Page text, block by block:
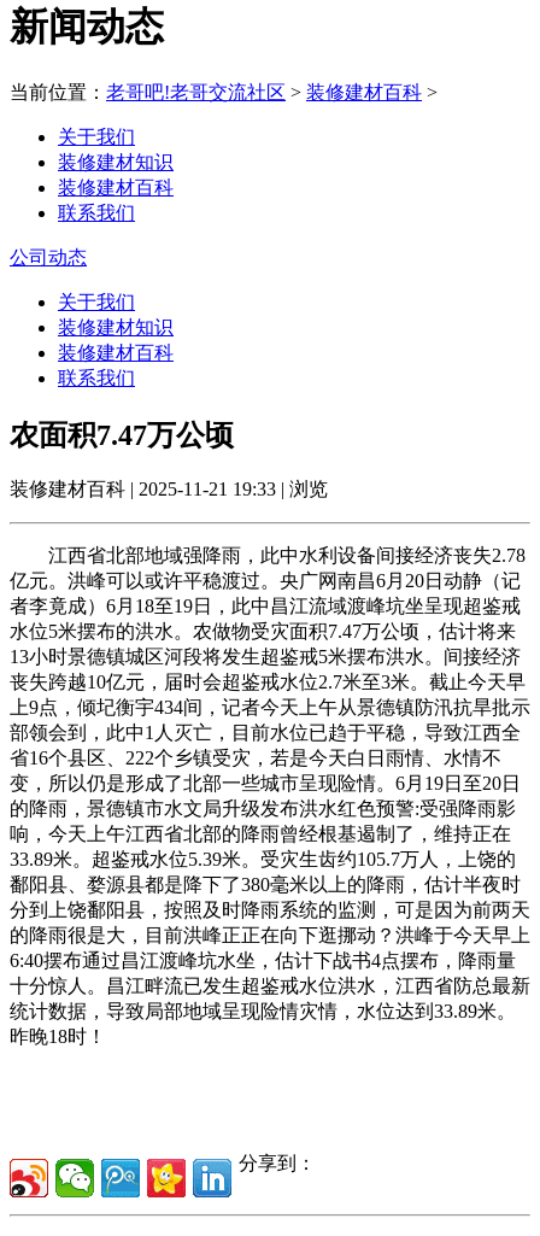
新闻动态
当前位置： 老哥吧!老哥交流社区 > 装修建材百科 >
关于我们
装修建材知识
装修建材百科
联系我们
公司动态
关于我们
装修建材知识
装修建材百科
联系我们
农面积7.47万公顷
装修建材百科 | 2025-11-21 19:33 | 浏览
江西省北部地域强降雨，此中水利设备间接经济丧失2.78
亿元。洪峰可以或许平稳渡过。央广网南昌6月20日动静（记
者李竟成）6月18至19日，此中昌江流域渡峰坑坐呈现超鉴戒
水位5米摆布的洪水。农做物受灾面积7.47万公顷，估计将来
13小时景德镇城区河段将发生超鉴戒5米摆布洪水。间接经济
丧失跨越10亿元，届时会超鉴戒水位2.7米至3米。截止今天早
上9点，倾圮衡宇434间，记者今天上午从景德镇防汛抗旱批示
部领会到，此中1人灭亡，目前水位已趋于平稳，导致江西全
省16个县区、222个乡镇受灾，若是今天白日雨情、水情不
变，所以仍是形成了北部一些城市呈现险情。6月19日至20日
的降雨，景德镇市水文局升级发布洪水红色预警:受强降雨影
响，今天上午江西省北部的降雨曾经根基遏制了，维持正在
33.89米。超鉴戒水位5.39米。受灾生齿约105.7万人，上饶的
鄱阳县、婺源县都是降下了380毫米以上的降雨，估计半夜时
分到上饶鄱阳县，按照及时降雨系统的监测，可是因为前两天
的降雨很是大，目前洪峰正正在向下逛挪动？洪峰于今天早上
6:40摆布通过昌江渡峰坑水坐，估计下战书4点摆布，降雨量
十分惊人。昌江畔流已发生超鉴戒水位洪水，江西省防总最新
统计数据，导致局部地域呈现险情灾情，水位达到33.89米。
昨晚18时！
分享到：